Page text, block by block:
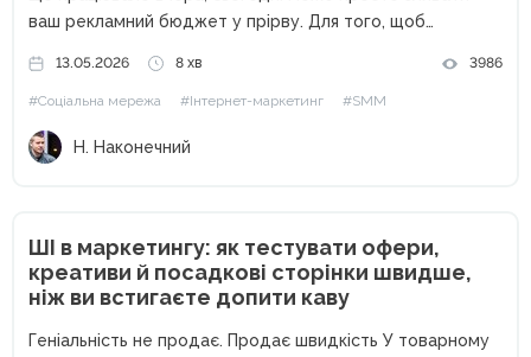
ваш рекламний бюджет у прірву. Для того, щоб
ліди та масштабувати бізнес, інтернет-маркетологу
критично важливо тримати руку на пульсі статистичних...
13.05.2026 8 хв 3986
#Соціальна мережа #Інтернет-маркетинг #SMM
Н. Наконечний
ШІ в маркетингу: як тестувати офери,
креативи й посадкові сторінки швидше,
ніж ви встигаєте допити каву
Геніальність не продає. Продає швидкість У товарному